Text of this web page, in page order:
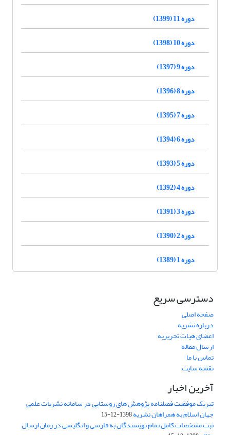
دوره 11 (1399)
دوره 10 (1398)
دوره 9 (1397)
دوره 8 (1396)
دوره 7 (1395)
دوره 6 (1394)
دوره 5 (1393)
دوره 4 (1392)
دوره 3 (1391)
دوره 2 (1390)
دوره 1 (1389)
دسترسی سریع
صفحه اصلی
درباره نشریه
اعضای هیات تحریریه
ارسال مقاله
تماس با ما
نقشه سایت
آخرین اخبار
تبریک موفقیت فصلنامه پژوهش های روستایی در سامانه نشریات علمی
جهان اسلام به همراهان نشریه1398-12-15
ثبت مشخصات کامل تمام نویسندگان به فارسی و انگلیسی در زمان ارسال